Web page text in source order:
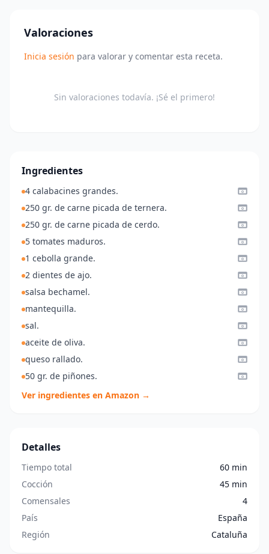
Valoraciones
Inicia sesión para valorar y comentar esta receta.
Sin valoraciones todavía. ¡Sé el primero!
Ingredientes
4 calabacines grandes.
250 gr. de carne picada de ternera.
250 gr. de carne picada de cerdo.
5 tomates maduros.
1 cebolla grande.
2 dientes de ajo.
salsa bechamel.
mantequilla.
sal.
aceite de oliva.
queso rallado.
50 gr. de piñones.
Ver ingredientes en Amazon →
Detalles
Tiempo total
60 min
Cocción
45 min
Comensales
4
País
España
Región
Cataluña